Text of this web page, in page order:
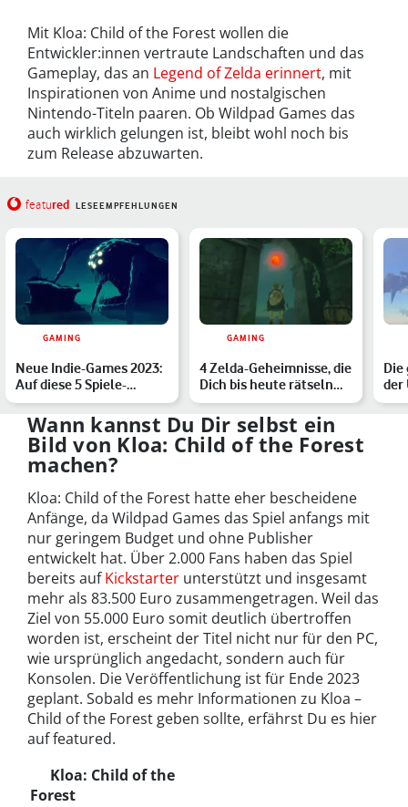
Mit Kloa: Child of the Forest wollen die
Entwickler:innen vertraute Landschaften und das
Gameplay, das an Legend of Zelda erinnert, mit
Inspirationen von Anime und nostalgischen
Nintendo-Titeln paaren. Ob Wildpad Games das
auch wirklich gelungen ist, bleibt wohl noch bis
zum Release abzuwarten.
featured LESEEMPFEHLUNGEN
GAMING
Neue Indie-Games 2023:
Auf diese 5 Spiele-
Highlights von kleinere…
GAMING
4 Zelda-Geheimnisse, die
Dich bis heute rätseln
lassen
Die
der
Dir
Wann kannst Du Dir selbst ein
Bild von Kloa: Child of the Forest
machen?
Kloa: Child of the Forest hatte eher bescheidene
Anfänge, da Wildpad Games das Spiel anfangs mit
nur geringem Budget und ohne Publisher
entwickelt hat. Über 2.000 Fans haben das Spiel
bereits aufKickstarter unterstützt und insgesamt
mehr als 83.500 Euro zusammengetragen. Weil das
Ziel von 55.000 Euro somit deutlich übertroffen
worden ist, erscheint der Titel nicht nur für den PC,
wie ursprünglich angedacht, sondern auch für
Konsolen. Die Veröffentlichung ist für Ende 2023
geplant. Sobald es mehr Informationen zu Kloa –
Child of the Forest geben sollte, erfährst Du es hier
auf featured.
Kloa: Child of the
Forest